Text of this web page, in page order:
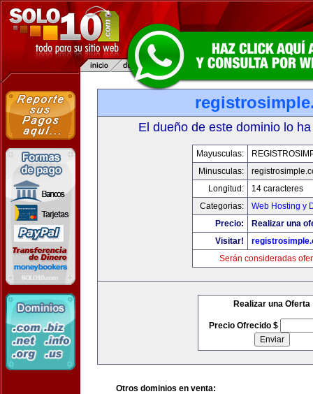
El dueño de este dominio lo
Mayusculas:
Minusculas:
Longitud:
14 caracteres
Categorias:
Web Hosting y
Precio:
Realizar una
Visitar!
Serán consideradas
Realizar una Oferta
Precio Ofrecido $
Otros dominios en venta: